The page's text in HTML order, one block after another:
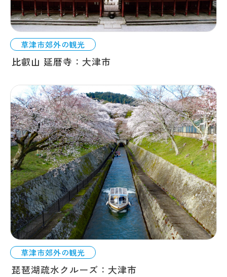
草津市郊外の観光
比叡山 延暦寺：大津市
草津市郊外の観光
琵琶湖疏水クルーズ：大津市